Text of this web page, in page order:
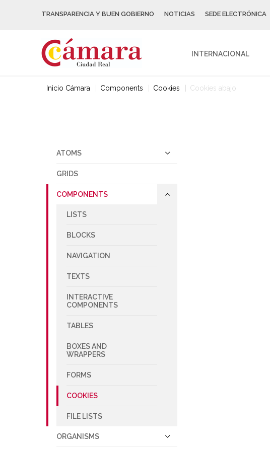
TRANSPARENCIA Y BUEN GOBIERNO NOTICIAS SEDE ELECTRÓNICA
INTERNACIONAL
Inicio Cámara Components Cookies Cookies abajo
ATOMS
GRIDS
COMPONENTS
LISTS
BLOCKS
NAVIGATION
TEXTS
INTERACTIVE
COMPONENTS
TABLES
BOXES AND
WRAPPERS
FORMS
COOKIES
FILE LISTS
ORGANISMS